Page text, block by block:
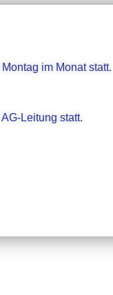
im Monat statt.
Leitung statt.